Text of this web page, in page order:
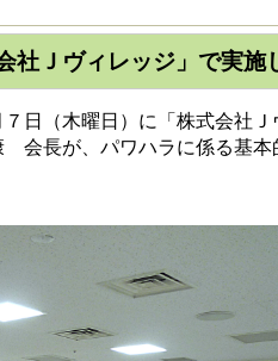
社Ｊヴィレッジ」で実施
日（木曜日）に「株式会社Ｊ
長が、パワハラに係る基本